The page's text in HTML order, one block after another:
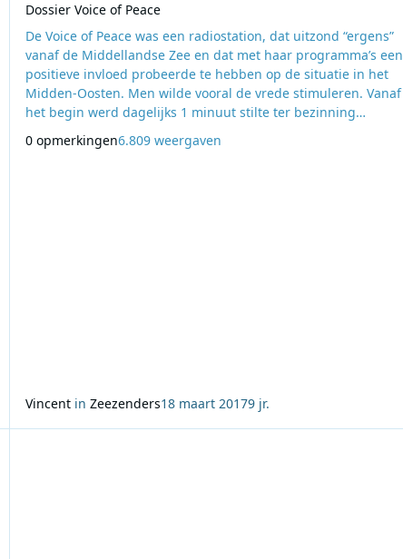
Dossier Voice of Peace
De Voice of Peace was een radiostation, dat uitzond “ergens”
vanaf de Middellandse Zee en dat met haar programma’s een
positieve invloed probeerde te hebben op de situatie in het
Midden-Oosten. Men wilde vooral de vrede stimuleren. Vanaf
het begin werd dagelijks 1 minuut stilte ter bezinning
trachtte ook met zijn zgn. ‘peacetalks”, gesprekken over de
0 opmerkingen6.809 weergaven
Vincent inZeezenders18 maart 20179 jr.